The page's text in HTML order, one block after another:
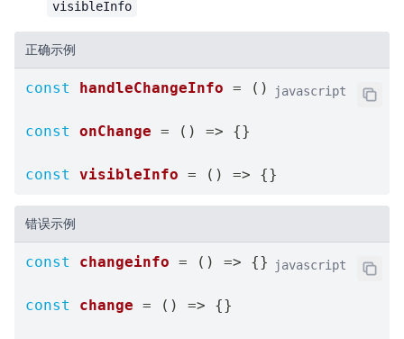
visibleInfo
正确示例
javascript
const handleChangeInfo = ( ) => {}
const onChange = ( ) => {}
const visibleInfo = ( ) => {}
错误示例
javascript
const changeinfo = ( ) => {}
const change = ( ) => {}